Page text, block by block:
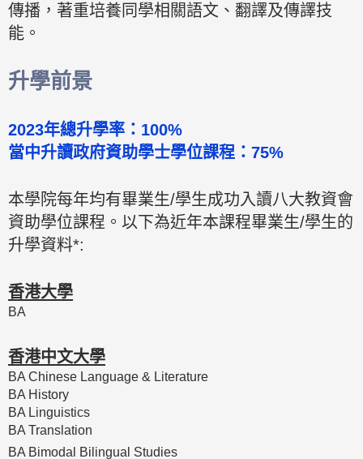
傳播，著重培養同學相關語文、翻譯及傳譯技
能。
升學前景
2023年總升學率：100%
當中升讀政府資助學士學位課程：75%
本學院每年均有畢業生/學生成功入讀八大教資會
資助學位課程。以下為近年本課程畢業生/學生的
升學資料*:​
香港大學
BA
香港中文大學
BA Chinese Language & Literature
BA History
BA Linguistics
BA Translation
BA Bimodal Bilingual Studies